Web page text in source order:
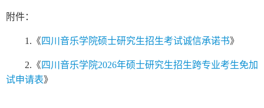
附件：
1.《四川音乐学院硕士研究生招生考试诚信承诺书》
2.《四川音乐学院2026年硕士研究生招生跨专业考生免加
试申请表》